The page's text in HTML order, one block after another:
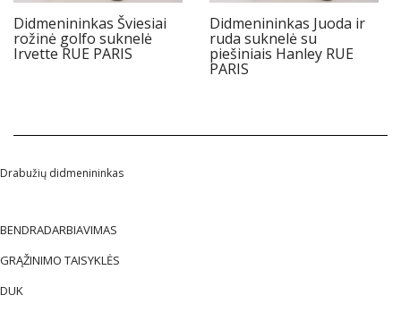
Didmenininkas Šviesiai
rožinė golfo suknelė
Irvette RUE PARIS
Didmenininkas Juoda ir
ruda suknelė su
piešiniais Hanley RUE
PARIS
Drabužių didmenininkas
BENDRADARBIAVIMAS
GRĄŽINIMO TAISYKLĖS
DUK